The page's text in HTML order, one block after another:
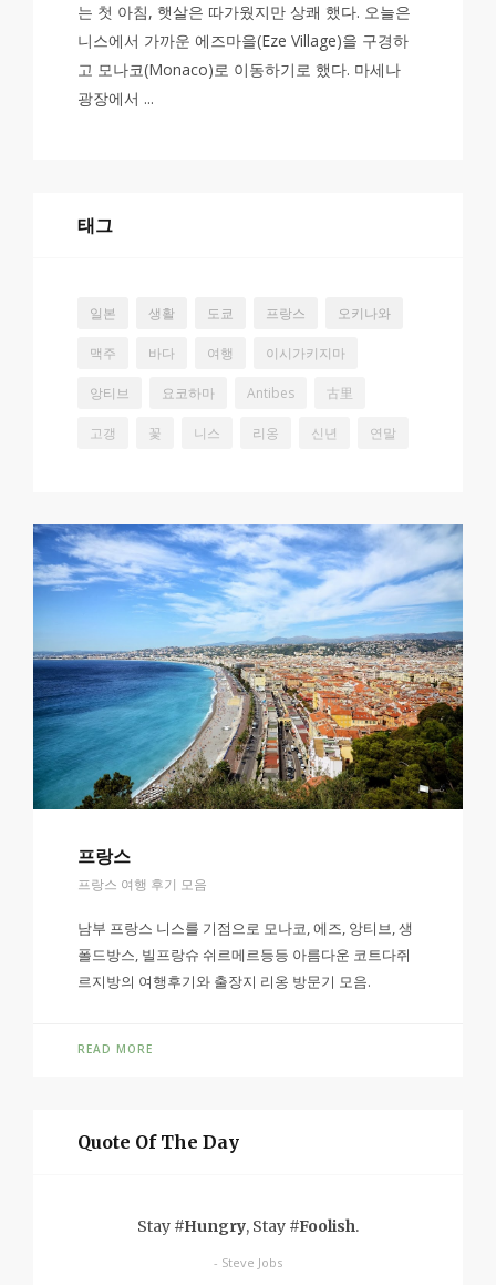
는 첫 아침, 햇살은 따가웠지만 상쾌 했다. 오늘은
니스에서 가까운 에즈마을(Eze Village)을 구경하
고 모나코(Monaco)로 이동하기로 했다. 마세나
광장에서 ...
태그
일본 생활 도쿄 프랑스 오키나와
맥주 바다 여행 이시가키지마
앙티브 요코하마 Antibes 古里
고갱 꽃 니스 리옹 신년 연말
프랑스
프랑스 여행 후기 모음
남부 프랑스 니스를 기점으로 모나코, 에즈, 앙티브, 생
폴드방스, 빌프랑슈 쉬르메르등등 아름다운 코트다쥐
르지방의 여행후기와 출장지 리옹 방문기 모음.
READ MORE
Quote Of The Day
Stay #Hungry, Stay #Foolish.
- Steve Jobs